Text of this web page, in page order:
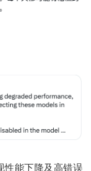
性能下降及高错误